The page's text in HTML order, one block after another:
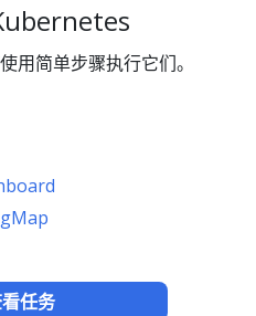
用简单步骤执行它们。
任务